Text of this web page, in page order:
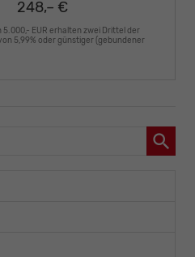
248,– €
EUR erhalten zwei Drittel der
5,99% oder günstiger (gebundener